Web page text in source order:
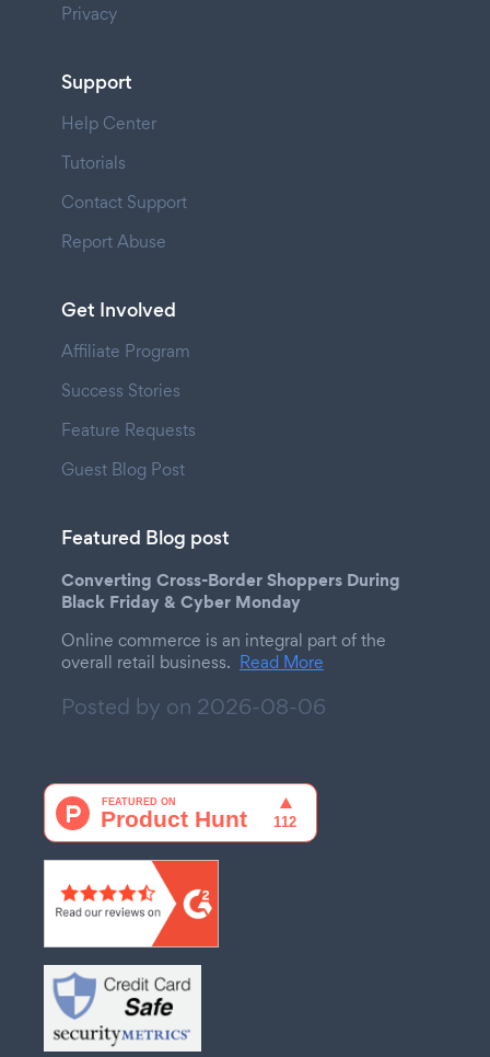
Privacy
Support
Help Center
Tutorials
Contact Support
Report Abuse
Get Involved
Affiliate Program
Success Stories
Feature Requests
Guest Blog Post
Featured Blog post
Converting Cross-Border Shoppers During
Black Friday & Cyber Monday
Online commerce is an integral part of the
overall retail business. Read More
Posted by on 2026-08-06